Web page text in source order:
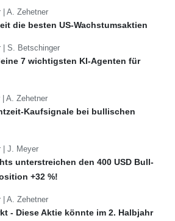
| A. Zehetner
die besten US-Wachstumsaktien
| S. Betschinger
7 wichtigsten KI-Agenten für
| A. Zehetner
Kaufsignale bei bullischen
| J. Meyer
unterstreichen den 400 USD Bull-
+32 %!
| A. Zehetner
- Diese Aktie könnte im 2. Halbjahr